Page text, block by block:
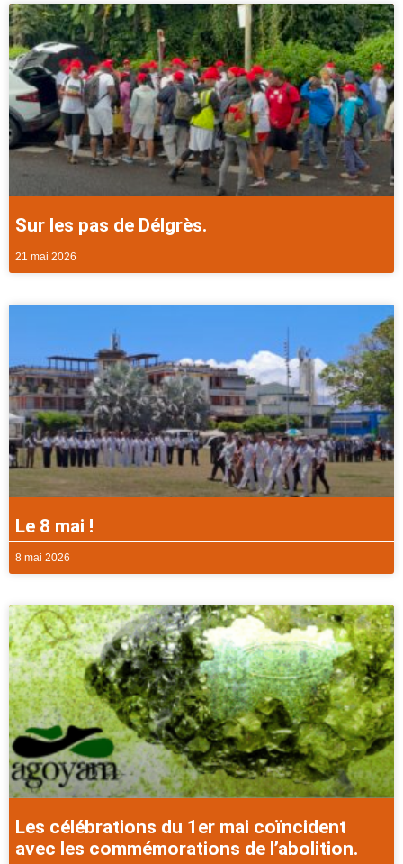
Sur les pas de Délgrès.
21 mai 2026
Le 8 mai !
8 mai 2026
Les célébrations du 1er mai coïncident
avec les commémorations de l’abolition.